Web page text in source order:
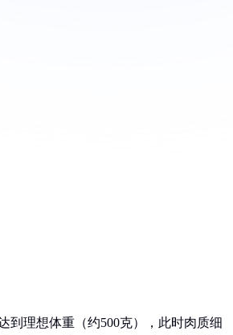
到理想体重（约500克），此时肉质细